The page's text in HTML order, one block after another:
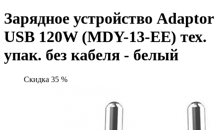
Зарядное устройство Adaptor
USB 120W (MDY-13-EE) тех.
упак. без кабеля - белый
Скидка 35 %